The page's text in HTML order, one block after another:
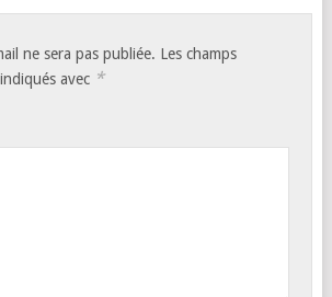
ne sera pas publiée. Les champs
avec *